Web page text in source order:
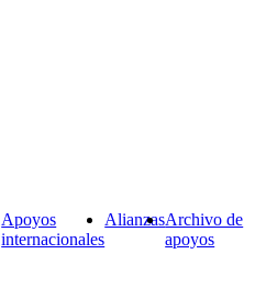
Apoyos
internacionales
AlianzasArchivo de
apoyos